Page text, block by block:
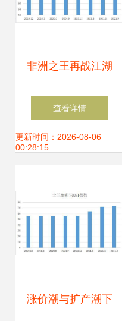
非洲之王再战江湖
传音控股的风险、
机遇与机构看好的
查看详情
更新时间：2026-08-06
00:28:15
涨价潮与扩产潮下